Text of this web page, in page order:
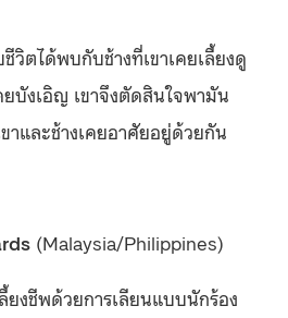
วิตได้พบกับช้างที่เขาเคยเลี้ยงดู
บังเอิญ เขาจึงตัดสินใจพามัน
าและช้างเคยอาศัยอยู่ด้วยกัน
(Malaysia/Philippines)
ยงชีพด้วยการเลียนแบบนักร้อง